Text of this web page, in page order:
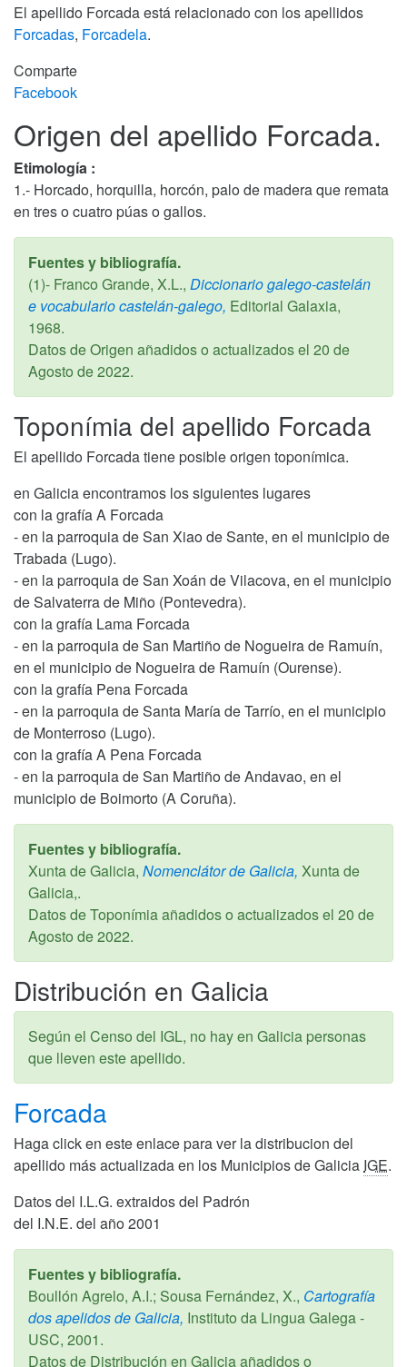
El apellido Forcada está relacionado con los apellidos
Forcadas, Forcadela.
Comparte
Facebook
Origen del apellido Forcada.
Etimología :
1.- Horcado, horquilla, horcón, palo de madera que remata
en tres o cuatro púas o gallos.
Fuentes y bibliografía.
(1)- Franco Grande, X.L., Diccionario galego-castelán
e vocabulario castelán-galego, Editorial Galaxia,
1968.
Datos de Origen añadidos o actualizados el 20 de
Agosto de 2022.
Toponímia del apellido Forcada
El apellido Forcada tiene posible origen toponímica.
en Galicia encontramos los siguientes lugares
con la grafía A Forcada
- en la parroquia de San Xiao de Sante, en el municipio de
Trabada (Lugo).
- en la parroquia de San Xoán de Vilacova, en el municipio
de Salvaterra de Miño (Pontevedra).
con la grafía Lama Forcada
- en la parroquia de San Martiño de Nogueira de Ramuín,
en el municipio de Nogueira de Ramuín (Ourense).
con la grafía Pena Forcada
- en la parroquia de Santa María de Tarrío, en el municipio
de Monterroso (Lugo).
con la grafía A Pena Forcada
- en la parroquia de San Martiño de Andavao, en el
municipio de Boimorto (A Coruña).
Fuentes y bibliografía.
Xunta de Galicia, Nomenclátor de Galicia, Xunta de
Galicia,.
Datos de Toponímia añadidos o actualizados el 20 de
Agosto de 2022.
Distribución en Galicia
Según el Censo del IGL, no hay en Galicia personas
que lleven este apellido.
Forcada
Haga click en este enlace para ver la distribucion del
apellido más actualizada en los Municipios de Galicia IGE.
Datos del I.L.G. extraidos del Padrón
del I.N.E. del año 2001
Fuentes y bibliografía.
Boullón Agrelo, A.I.; Sousa Fernández, X., Cartografía
dos apelidos de Galicia, Instituto da Lingua Galega -
USC, 2001.
Datos de Distribución en Galicia añadidos o